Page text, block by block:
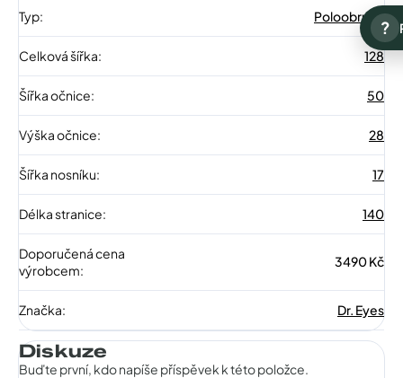
Typ: Poloobruba
Celková šířka: 128
Šířka očnice: 50
Výška očnice: 28
Šířka nosníku: 17
Délka stranice: 140
Doporučená cena
výrobcem:
3490 Kč
Značka: Dr. Eyes
Diskuze
Buďte první, kdo napíše příspěvek k této položce.
?